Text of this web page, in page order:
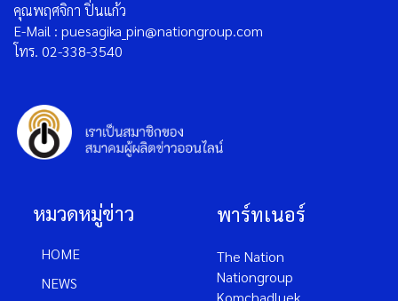
คุณพฤศจิกา ปิ่นแก้ว
E-Mail : puesagika_pin@nationgroup.com
โทร. 02-338-3540
หมวดหมู่ข่าว
HOME
NEWS
พาร์ทเนอร์
The Nation
Nationgroup